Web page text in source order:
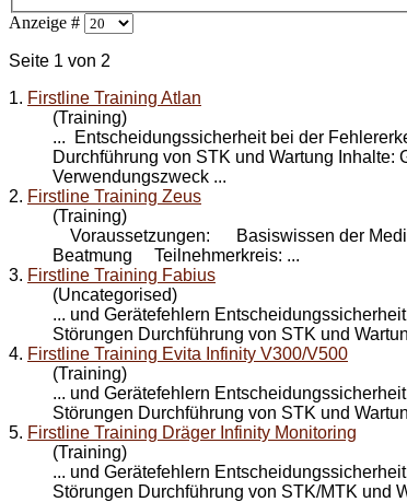
Anzeige #
Seite 1 von 2
1. Firstline Training Atlan
(Training)
... Entscheidungssicherheit bei der
Durchführung von STK und Wartung Inhalte:
Verwendungszweck ...
2. Firstline Training Zeus
(Training)
Voraussetzungen: Basiswissen der
Beatmung Teilnehmerkreis: ...
3. Firstline Training Fabius
(Uncategorised)
... und Gerätefehlern
Störungen Durchführung von STK und
4. Firstline Training Evita Infinity V300/V500
(Training)
... und Gerätefehlern
Störungen Durchführung von STK und
5. Firstline Training Dräger Infinity Monitoring
(Training)
... und Gerätefehlern
Störungen Durchführung von STK/MTK und